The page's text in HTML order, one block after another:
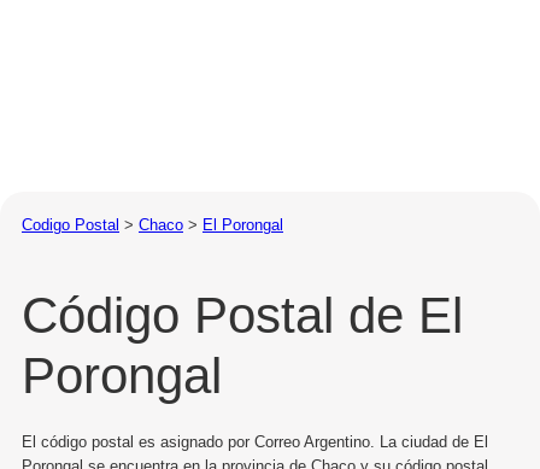
Codigo Postal > Chaco > El Porongal
Código Postal de El
Porongal
El código postal es asignado por Correo Argentino. La ciudad de El